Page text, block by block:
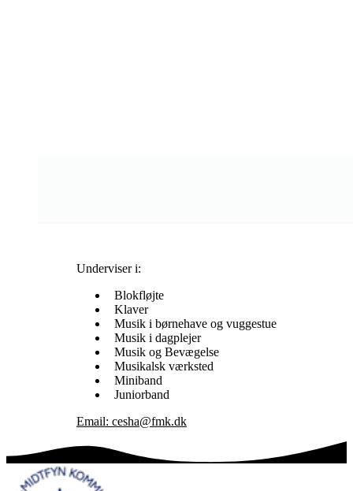
Underviser i:
Blokfløjte
Klaver
Musik i børnehave og vuggestue
Musik i dagplejer
Musik og Bevægelse
Musikalsk værksted
Miniband
Juniorband
Email: cesha@fmk.dk